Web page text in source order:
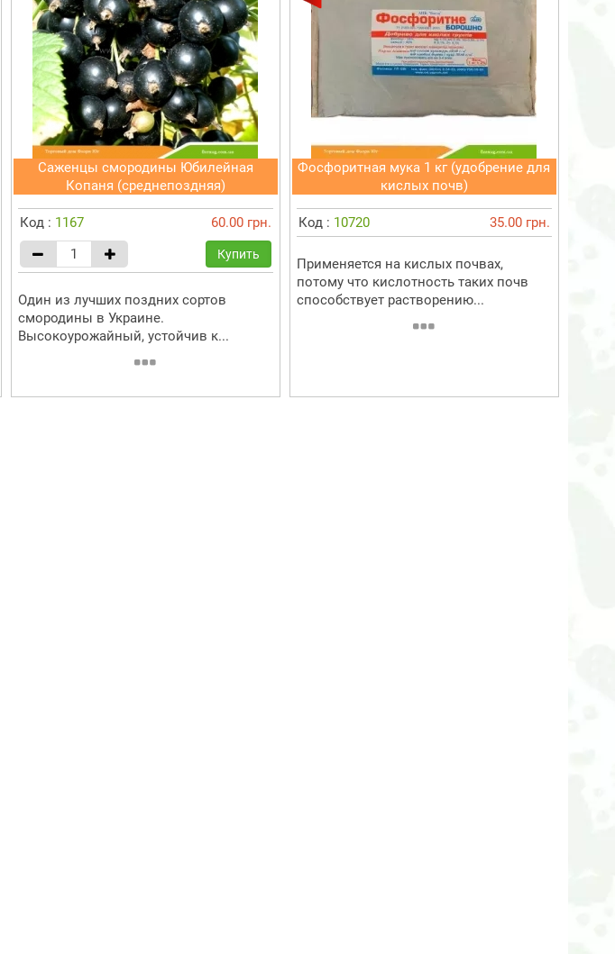
Саженцы смородины Юбилейная
Копаня (среднепоздняя)
Код : 1167 60.00 грн.
Купить
Один из лучших поздних сортов
смородины в Украине.
Высокоурожайный, устойчив к...
Фосфоритная мука 1 кг (удобрение для
кислых почв)
Код : 10720 35.00 грн.
Применяется на кислых почвах,
потому что кислотность таких почв
способствует растворению...